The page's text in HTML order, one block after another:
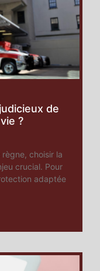
de
?
choisir la
crucial. Pour
adaptée